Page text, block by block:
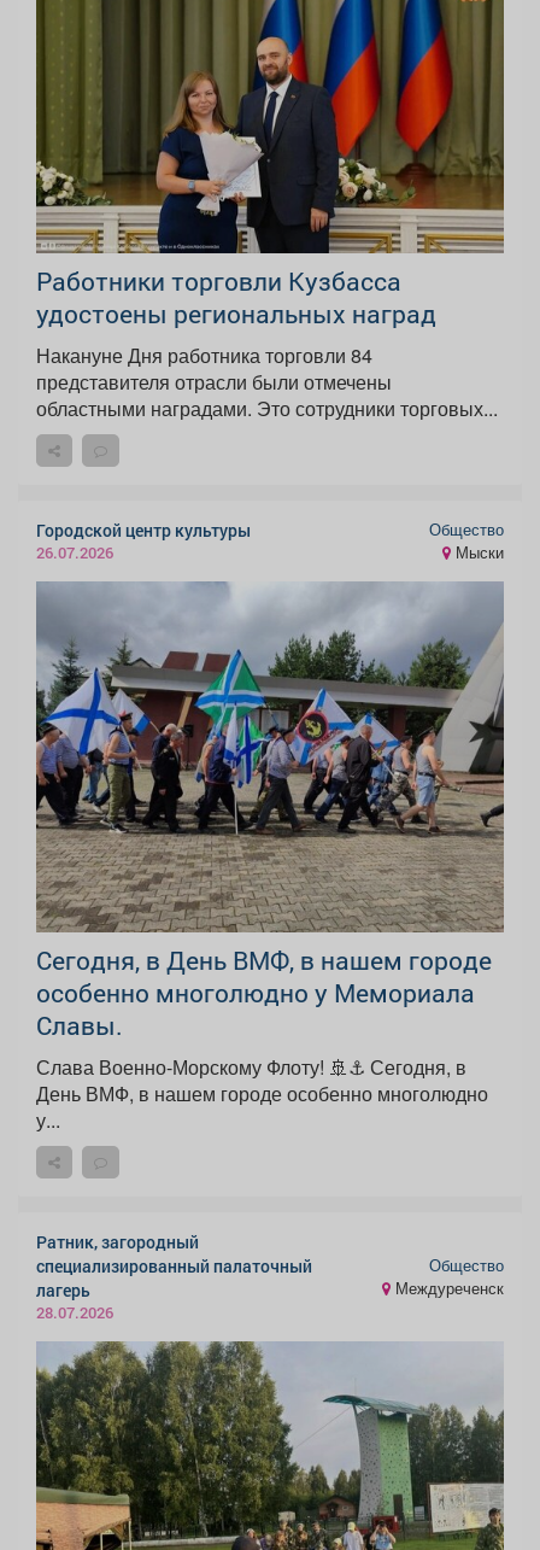
Работники торговли Кузбасса
удостоены региональных наград
Накануне Дня работника торговли 84
представителя отрасли были отмечены
областными наградами. Это сотрудники торговых...
Городской центр культуры
26.07.2026
Общество
Мыски
Сегодня, в День ВМФ, в нашем городе
особенно многолюдно у Мемориала
Славы.
Слава Военно-Морскому Флоту! 🚢⚓️ Сегодня, в
День ВМФ, в нашем городе особенно многолюдно
у...
Ратник, загородный
специализированный палаточный
лагерь
28.07.2026
Общество
Междуреченск